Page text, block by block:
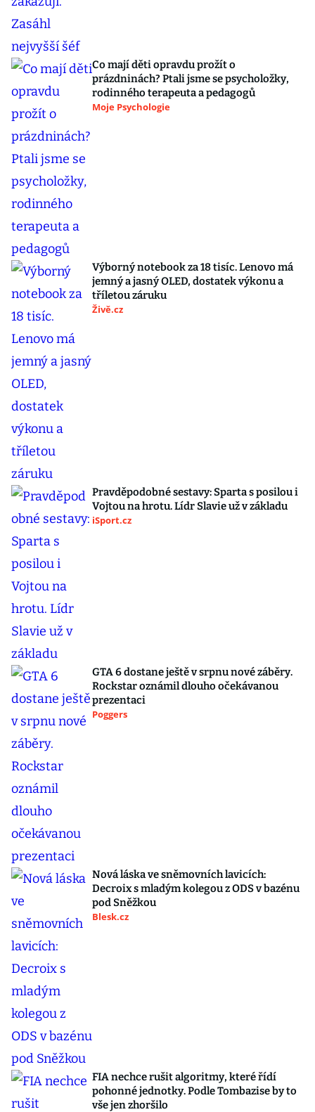
Co mají děti opravdu prožít o
prázdninách? Ptali jsme se psycholožky,
rodinného terapeuta a pedagogů
Moje Psychologie
Výborný notebook za 18 tisíc. Lenovo má
jemný a jasný OLED, dostatek výkonu a
tříletou záruku
Živě.cz
Pravděpodobné sestavy: Sparta s posilou i
Vojtou na hrotu. Lídr Slavie už v základu
iSport.cz
GTA 6 dostane ještě v srpnu nové záběry.
Rockstar oznámil dlouho očekávanou
prezentaci
Poggers
Nová láska ve sněmovních lavicích:
Decroix s mladým kolegou z ODS v bazénu
pod Sněžkou
Blesk.cz
FIA nechce rušit algoritmy, které řídí
pohonné jednotky. Podle Tombazise by to
vše jen zhoršilo